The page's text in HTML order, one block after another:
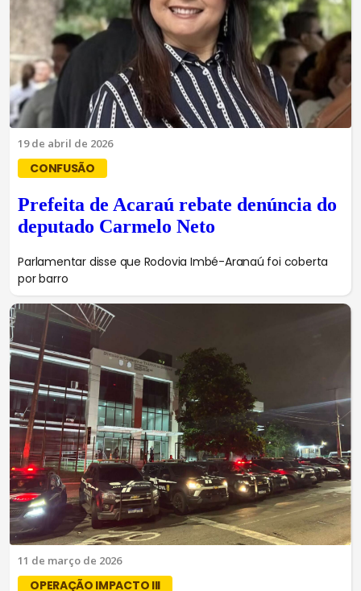
19 de abril de 2026
CONFUSÃO
Prefeita de Acaraú rebate denúncia do
deputado Carmelo Neto
Parlamentar disse que Rodovia Imbé-Aranaú foi coberta
por barro
11 de março de 2026
OPERAÇÃO IMPACTO III